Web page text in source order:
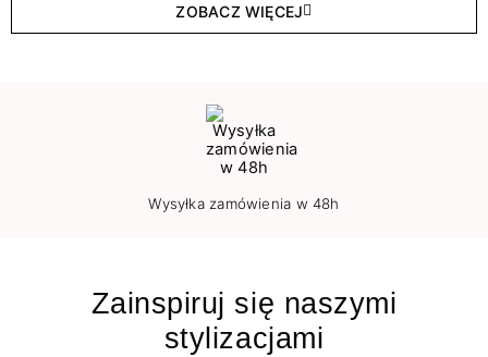
ZOBACZ WIĘCEJ
Wysyłka zamówienia w 48h
Zainspiruj się naszymi
stylizacjami